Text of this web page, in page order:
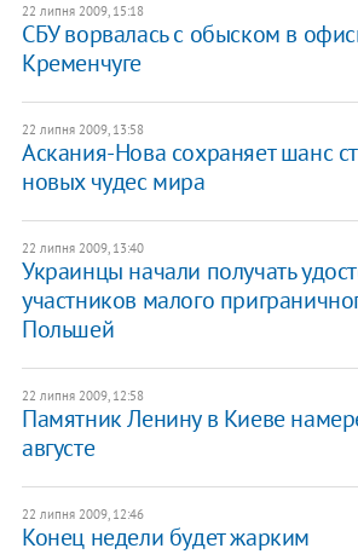
22 липня 2009, 15:18
СБУ ворвалась с обыском в
Кременчуге
22 липня 2009, 13:58
Аскания-Нова сохраняет шанс
новых чудес мира
22 липня 2009, 13:40
Украинцы начали получать
участников малого
Польшей
22 липня 2009, 12:58
Памятник Ленину в Киеве
августе
22 липня 2009, 12:46
Конец недели будет жарким